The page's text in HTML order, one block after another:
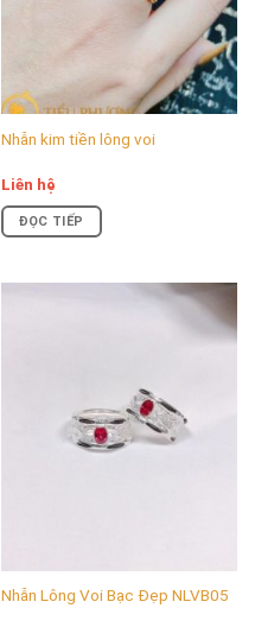
Nhẫn kim tiền lông voi
Liên hệ
ĐỌC TIẾP
Nhẫn Lông Voi Bạc Đẹp NLVB05